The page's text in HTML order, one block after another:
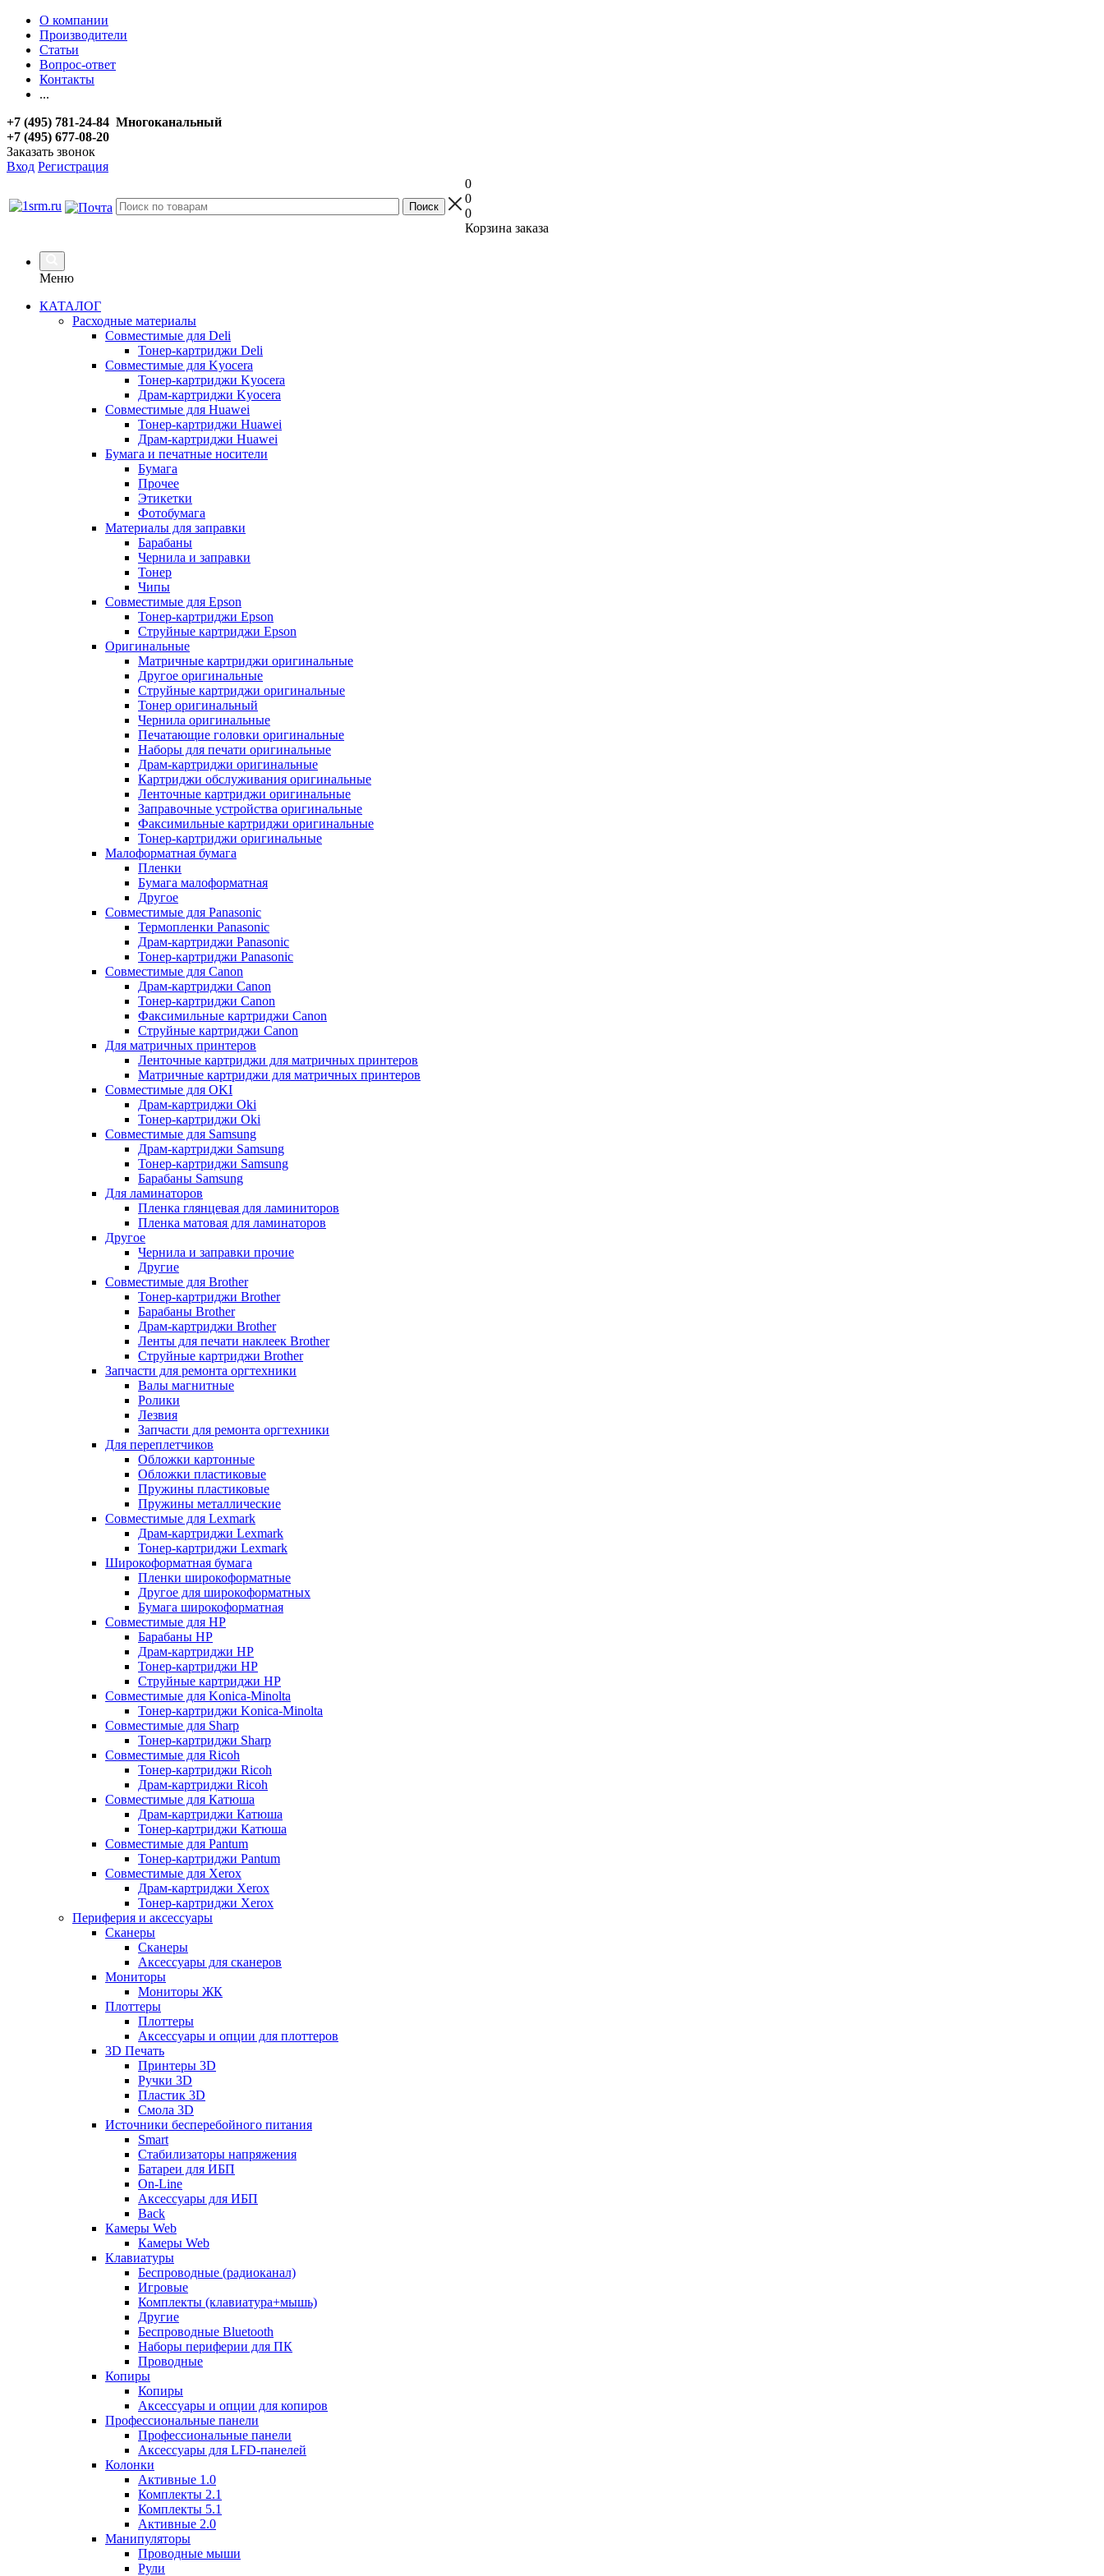
О компании
Производители
Статьи
Вопрос-ответ
Контакты
...
+7 (495) 781-24-84 Многоканальный
+7 (495) 677-08-20
Заказать звонок
Вход Регистрация
0
0
0
Корзина заказа
Меню
КАТАЛОГ
Расходные материалы
Совместимые для Deli
Тонер-картриджи Deli
Совместимые для Kyocera
Тонер-картриджи Kyocera
Драм-картриджи Kyocera
Совместимые для Huawei
Тонер-картриджи Huawei
Драм-картриджи Huawei
Бумага и печатные носители
Бумага
Прочее
Этикетки
Фотобумага
Материалы для заправки
Барабаны
Чернила и заправки
Тонер
Чипы
Совместимые для Epson
Тонер-картриджи Epson
Струйные картриджи Epson
Оригинальные
Матричные картриджи оригинальные
Другое оригинальные
Струйные картриджи оригинальные
Тонер оригинальный
Чернила оригинальные
Печатающие головки оригинальные
Наборы для печати оригинальные
Драм-картриджи оригинальные
Картриджи обслуживания оригинальные
Ленточные картриджи оригинальные
Заправочные устройства оригинальные
Факсимильные картриджи оригинальные
Тонер-картриджи оригинальные
Малоформатная бумага
Пленки
Бумага малоформатная
Другое
Совместимые для Panasonic
Термопленки Panasonic
Драм-картриджи Panasonic
Тонер-картриджи Panasonic
Совместимые для Canon
Драм-картриджи Canon
Тонер-картриджи Canon
Факсимильные картриджи Canon
Струйные картриджи Canon
Для матричных принтеров
Ленточные картриджи для матричных принтеров
Матричные картриджи для матричных принтеров
Совместимые для OKI
Драм-картриджи Oki
Тонер-картриджи Oki
Совместимые для Samsung
Драм-картриджи Samsung
Тонер-картриджи Samsung
Барабаны Samsung
Для ламинаторов
Пленка глянцевая для ламиниторов
Пленка матовая для ламинаторов
Другое
Чернила и заправки прочие
Другие
Совместимые для Brother
Тонер-картриджи Brother
Барабаны Brother
Драм-картриджи Brother
Ленты для печати наклеек Brother
Струйные картриджи Brother
Запчасти для ремонта оргтехники
Валы магнитные
Ролики
Лезвия
Запчасти для ремонта оргтехники
Для переплетчиков
Обложки картонные
Обложки пластиковые
Пружины пластиковые
Пружины металлические
Совместимые для Lexmark
Драм-картриджи Lexmark
Тонер-картриджи Lexmark
Широкоформатная бумага
Пленки широкоформатные
Другое для широкоформатных
Бумага широкоформатная
Совместимые для HP
Барабаны HP
Драм-картриджи HP
Тонер-картриджи HP
Струйные картриджи HP
Совместимые для Konica-Minolta
Тонер-картриджи Konica-Minolta
Совместимые для Sharp
Тонер-картриджи Sharp
Совместимые для Ricoh
Тонер-картриджи Ricoh
Драм-картриджи Ricoh
Совместимые для Катюша
Драм-картриджи Катюша
Тонер-картриджи Катюша
Совместимые для Pantum
Тонер-картриджи Pantum
Совместимые для Xerox
Драм-картриджи Xerox
Тонер-картриджи Xerox
Периферия и аксессуары
Сканеры
Сканеры
Аксессуары для сканеров
Мониторы
Мониторы ЖК
Плоттеры
Плоттеры
Аксессуары и опции для плоттеров
3D Печать
Принтеры 3D
Ручки 3D
Пластик 3D
Смола 3D
Источники бесперебойного питания
Smart
Стабилизаторы напряжения
Батареи для ИБП
On-Line
Аксессуары для ИБП
Back
Камеры Web
Камеры Web
Клавиатуры
Беспроводные (радиоканал)
Игровые
Комплекты (клавиатура+мышь)
Другие
Беспроводные Bluetooth
Наборы периферии для ПК
Проводные
Копиры
Копиры
Аксессуары и опции для копиров
Профессиональные панели
Профессиональные панели
Аксессуары для LFD-панелей
Колонки
Активные 1.0
Комплекты 2.1
Комплекты 5.1
Активные 2.0
Манипуляторы
Проводные мыши
Рули